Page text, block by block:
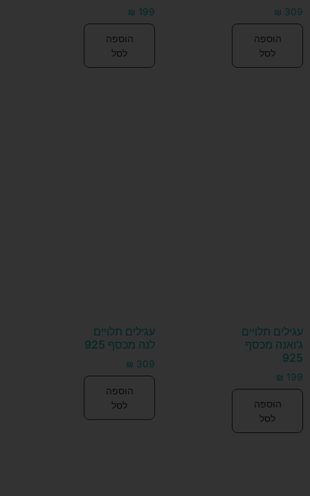
₪ 309
הוספה
לסל
₪ 199
הוספה
לסל
עגילים תלויים
ג'ואנה מכסף
925
₪ 199
הוספה
לסל
עגילים תלויים
לנה מכסף 925
₪ 309
הוספה
לסל